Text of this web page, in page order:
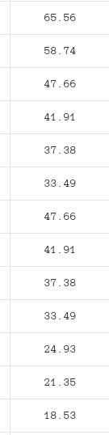
65.56
58.74
47.66
41.91
37.38
33.49
47.66
41.91
37.38
33.49
24.93
21.35
18.53